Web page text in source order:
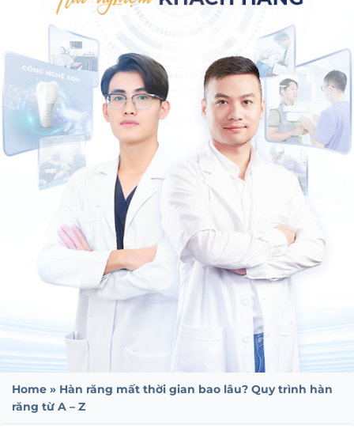
Home » Hàn răng mất thời gian bao lâu? Quy trình hàn
răng từ A – Z